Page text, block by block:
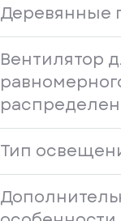
Деревянные
Вентилятор
Тип